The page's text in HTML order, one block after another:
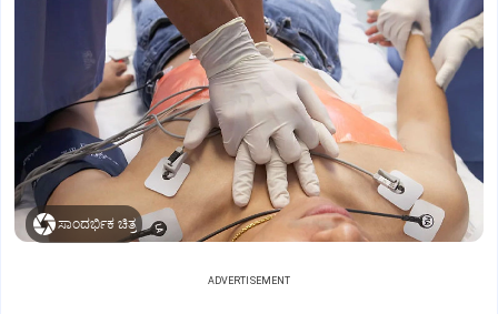
ಸಾಂದರ್ಭಿಕ ಚಿತ್ರ
ADVERTISEMENT